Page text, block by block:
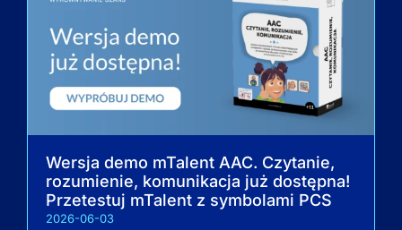
Wersja demo mTalent AAC. Czytanie,
rozumienie, komunikacja już dostępna!
Przetestuj mTalent z symbolami PCS
2026-06-03